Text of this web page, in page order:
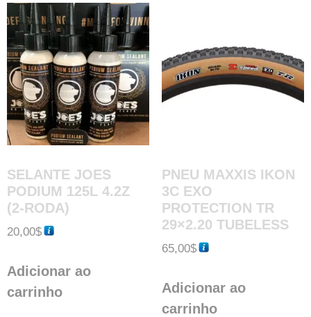
SELANTE JOES
PODIUM 125L 4.2Z
(2-RODA)
20,00$
Adicionar ao
carrinho
PNEU MAXXIS IKON
3C EXO
PROTECTION TR
29×2.20 TUBELESS
65,00$
Adicionar ao
carrinho